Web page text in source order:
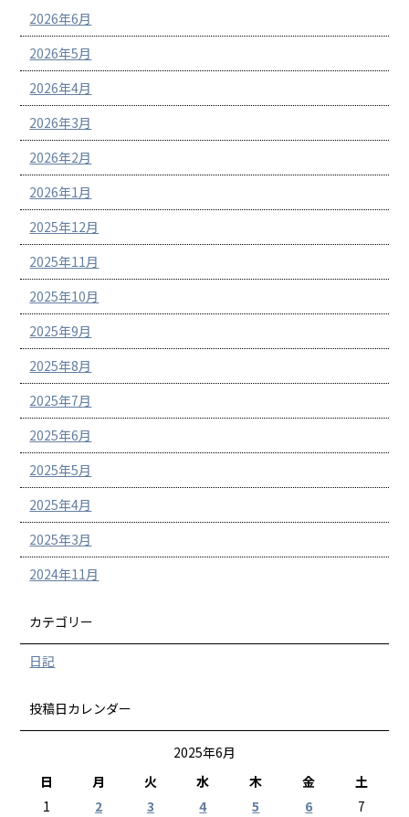
2026年6月
2026年5月
2026年4月
2026年3月
2026年2月
2026年1月
2025年12月
2025年11月
2025年10月
2025年9月
2025年8月
2025年7月
2025年6月
2025年5月
2025年4月
2025年3月
2024年11月
カテゴリー
日記
投稿日カレンダー
2025年6月
日
月 火 水 木 金
土
1
2 3 4 5 6 7